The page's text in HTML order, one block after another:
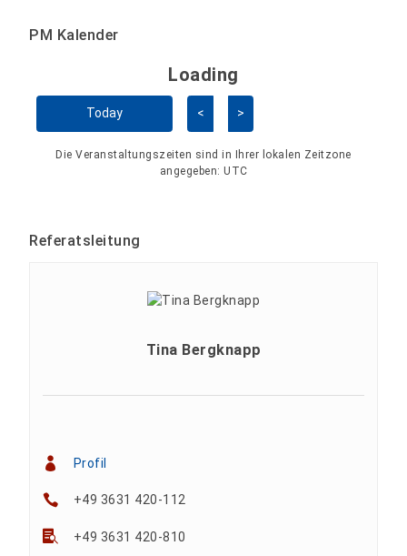
PM Kalender
Kalender überspringen
Loading - current view is
Loading
Today < >
Die Veranstaltungszeiten sind in Ihrer lokalen Zeitzone
angegeben: UTC
Referatsleitung
Tina Bergknapp
Profil
+49 3631 420-112
+49 3631 420-810